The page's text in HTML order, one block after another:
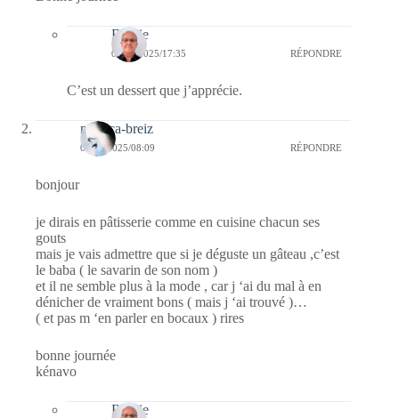
Bernie
07/01/2025/17:35 RÉPONDRE
C’est un dessert que j’apprécie.
monica-breiz
07/01/2025/08:09 RÉPONDRE
bonjour
je dirais en pâtisserie comme en cuisine chacun ses
gouts
mais je vais admettre que si je déguste un gâteau ,c’est
le baba ( le savarin de son nom )
et il ne semble plus à la mode , car j ‘ai du mal à en
dénicher de vraiment bons ( mais j ‘ai trouvé )…
( et pas m ‘en parler en bocaux ) rires
bonne journée
kénavo
Bernie